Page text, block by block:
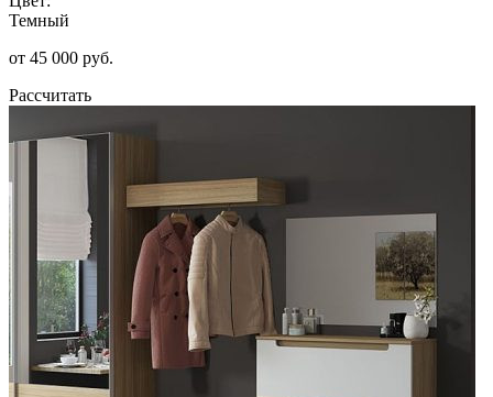
Темный
от 45 000 руб.
Рассчитать